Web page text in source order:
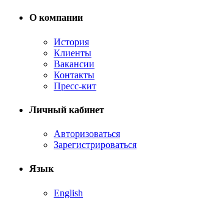
О компании
История
Клиенты
Вакансии
Контакты
Пресс-кит
Личный кабинет
Авторизоваться
Зарегистрироваться
Язык
English